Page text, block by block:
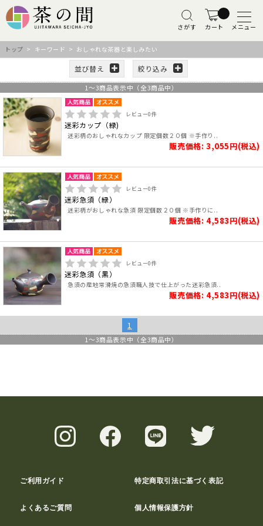
さがす カート メニュー
トップ > キーワード > おしゃれな茶器と楽しみたい
並び替え 絞り込み
1 ～3商品表示中（全3商品中）
レビュー0件
迷彩カップ（緑)
迷彩柄のおしゃれなカップ 限定個数２０個 ※手作り..
販売価格: 3,055円(税込)
レビュー0件
迷彩急須（緑）
迷彩柄がおしゃれな急須 限定個数２０個 ※手作りに..
販売価格: 4,583円(税込)
レビュー0件
迷彩急須（黒）
急須の産地常滑焼の急須職人技で仕上がった迷彩急須..
販売価格: 4,583円(税込)
1
1 ～3商品表示中（全3商品中）
ご利用ガイド 特定商取引法に基づく表記
よくあるご質問 個人情報保護方針